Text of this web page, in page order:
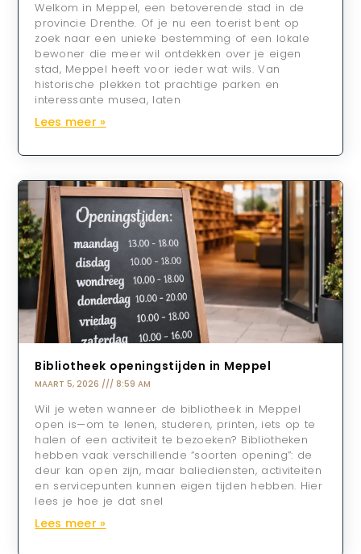
Welkom in Meppel, een betoverende stad in de
provincie Drenthe. Of je nu een toerist bent op
zoek naar een unieke bestemming of een lokale
bewoner die meer wil ontdekken over je eigen
stad, Meppel heeft voor ieder wat wils. Van
historische plekken tot prachtige parken en
interessante musea, laten
Lees meer »
Bibliotheek openingstijden in Meppel
MAART 5, 2026 8:59 AM
Wil je weten wanneer de bibliotheek in Meppel
open is—om te lenen, studeren, printen, iets op te
halen of een activiteit te bezoeken? Bibliotheken
hebben vaak verschillende “soorten opening”: de
deur kan open zijn, maar baliediensten, activiteiten
en servicepunten kunnen eigen tijden hebben. Hier
lees je hoe je dat snel
Lees meer »